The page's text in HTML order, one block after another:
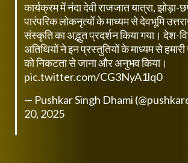
कार्यक्रम में नंदा देवी राजजात यात्रा, झोड़ा-
पारंपरिक लोकनृत्यों के माध्यम से देवभूमि
संस्कृति का अद्भुत प्रदर्शन किया गया। देश-
अतिथियों ने इन प्रस्तुतियों के माध्यम से
को निकटता से जाना और अनुभव किया।
pic.twitter.com/CG3NyA1lq0
— Pushkar Singh Dhami
20, 2025